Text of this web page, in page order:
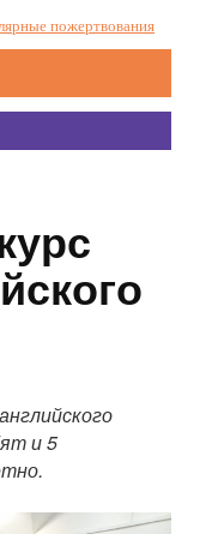
пожертвования
и 5